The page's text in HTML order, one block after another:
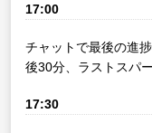
17:00
チャットで最後の進
後30分、ラストスパー
17:30